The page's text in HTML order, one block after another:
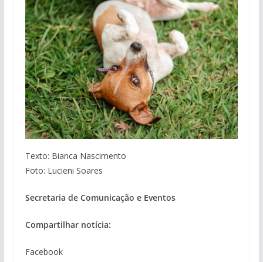
Texto: Bianca Nascimento
Foto: Lucieni Soares
Secretaria de Comunicação e Eventos
Compartilhar notícia:
Facebook